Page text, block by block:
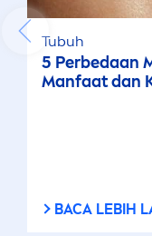
Tubuh
5 Perbedaan
Manfaat dan
BACA LEBIH